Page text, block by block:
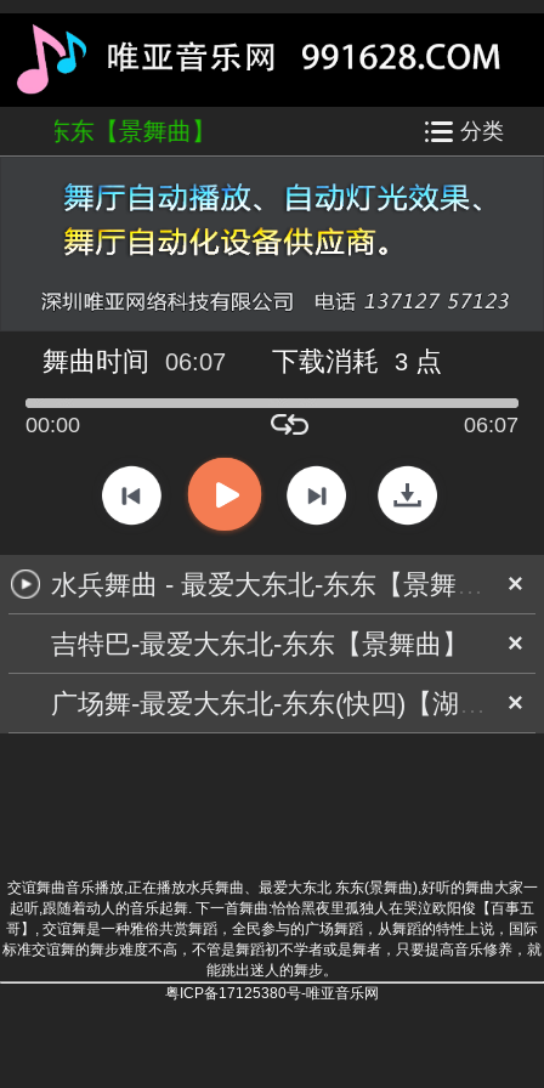
-东东【景舞曲】 分类
舞曲时间 06:07 下载消耗 3 点
00:00 06:07
×
水兵舞曲 - 最爱大东北-东东【景舞曲】
×
吉特巴-最爱大东北-东东【景舞曲】
×
广场舞-最爱大东北-东东(快四)【湖北舞曲】
交谊舞曲音乐播放,正在播放水兵舞曲、最爱大东北 东东(景舞曲),好听的舞曲大家一
起听,跟随着动人的音乐起舞. 下一首舞曲:恰恰黑夜里孤独人在哭泣欧阳俊【百事五
哥】 , 交谊舞是一种雅俗共赏舞蹈，全民参与的广场舞蹈，从舞蹈的特性上说，国际
标准交谊舞的舞步难度不高，不管是舞蹈初不学者或是舞者，只要提高音乐修养，就
能跳出迷人的舞步。
粤ICP备17125380号-唯亚音乐网